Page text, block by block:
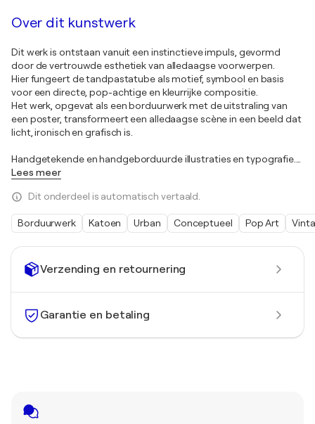
Verzending en retournering
Garantie en betaling
Over dit kunstwerk
Dit werk is ontstaan vanuit een instinctieve impuls, gevormd
door de vertrouwde esthetiek van alledaagse voorwerpen.
Hier fungeert de tandpastatube als motief, symbool en basis
voor een directe, pop-achtige en kleurrijke compositie.
Het werk, opgevat als een borduurwerk met de uitstraling van
een poster, transformeert een alledaagse scène in een beeld dat
licht, ironisch en grafisch is.
Handgetekende en handgeborduurde illustraties en typografie.
Lees meer
Dit onderdeel is automatisch vertaald.
Borduurwerk Katoen Urban Conceptueel Pop Art